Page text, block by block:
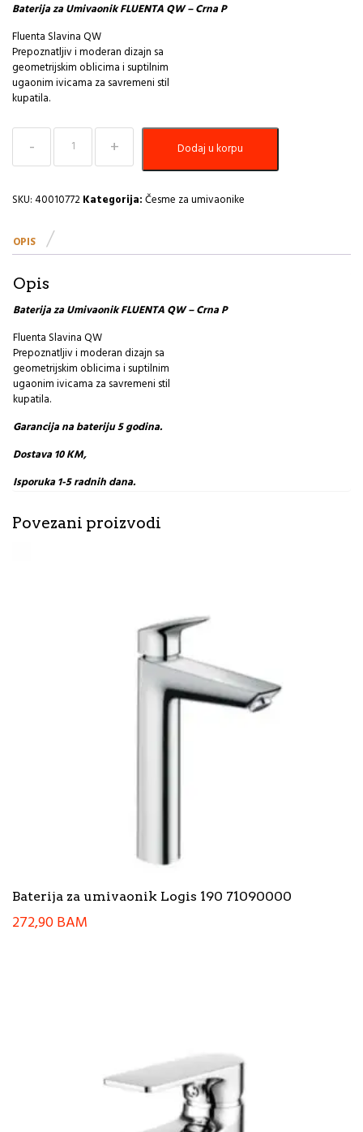
Baterija za Umivaonik FLUENTA QW – Crna P
Fluenta Slavina QW
Prepoznatljiv i moderan dizajn sa
geometrijskim oblicima i suptilnim
ugaonim ivicama za savremeni stil
kupatila.
Baterija
Umivaonik
QW
Crna
količina
Dodaj u korpu
SKU:40010772Kategorija:Česme za umivaonike
OPIS
Opis
Baterija za Umivaonik FLUENTA QW – Crna P
Fluenta Slavina QW
Prepoznatljiv i moderan dizajn sa
geometrijskim oblicima i suptilnim
ugaonim ivicama za savremeni stil
kupatila.
Garancija na bateriju 5 godina.
Dostava 10 KM,
Isporuka 1-5 radnih dana.
Povezani proizvodi
Baterija za umivaonik Logis 190 71090000
272,90BAM